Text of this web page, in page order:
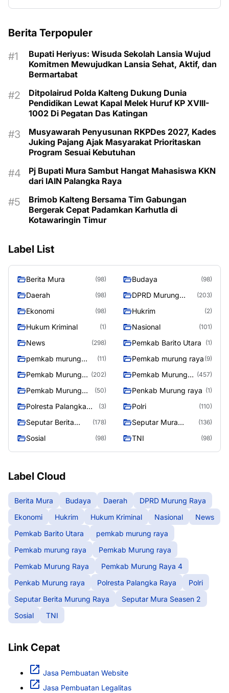
Berita Terpopuler
Bupati Heriyus: Wisuda Sekolah Lansia Wujud
Komitmen Mewujudkan Lansia Sehat, Aktif, dan
Bermartabat
Ditpolairud Polda Kalteng Dukung Dunia
Pendidikan Lewat Kapal Melek Huruf KP XVIII-
1002 Di Pegatan Das Katingan
Musyawarah Penyusunan RKPDes 2027, Kades
Juking Pajang Ajak Masyarakat Prioritaskan
Program Sesuai Kebutuhan
Pj Bupati Mura Sambut Hangat Mahasiswa KKN
dari IAIN Palangka Raya
Brimob Kalteng Bersama Tim Gabungan
Bergerak Cepat Padamkan Karhutla di
Kotawaringin Timur
Label List
Berita Mura (98) Budaya (98)
Daerah (98)
DPRD Murung
(203)
Ekonomi (98) Hukrim (2)
Hukum Kriminal (1) Nasional (101)
News (298) Pemkab Barito Utara (1)
pemkab murung
(11) Pemkab murung raya (9)
Pemkab Murung
(202)
Pemkab Murung
(457)
Pemkab Murung
(50) Penkab Murung raya (1)
Polresta Palangka
(3) Polri (110)
Seputar Berita
(178)
Seputar Mura
(136)
Sosial (98) TNI (98)
Label Cloud
Berita Mura Budaya Daerah
DPRD Murung Raya
Ekonomi
Hukrim Hukum Kriminal Nasional
News
Pemkab Barito Utara
pemkab murung raya
Pemkab murung raya
Pemkab Murung raya
Pemkab Murung Raya
Pemkab Murung Raya 4
Penkab Murung raya
Polresta Palangka Raya
Polri
Seputar Berita Murung Raya
Seputar Mura Seasen 2
Sosial
TNI
Link Cepat
Jasa Pembuatan Website
Jasa Pembuatan Legalitas